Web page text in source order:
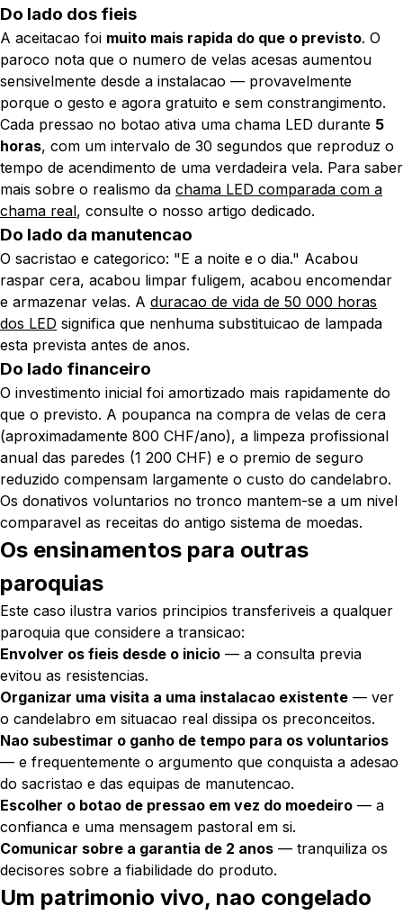
Do lado dos fieis
A aceitacao foi muito mais rapida do que o previsto. O
paroco nota que o numero de velas acesas aumentou
sensivelmente desde a instalacao — provavelmente
porque o gesto e agora gratuito e sem constrangimento.
Cada pressao no botao ativa uma chama LED durante 5
horas, com um intervalo de 30 segundos que reproduz o
tempo de acendimento de uma verdadeira vela. Para saber
mais sobre o realismo da chama LED comparada com a
chama real, consulte o nosso artigo dedicado.
Do lado da manutencao
O sacristao e categorico: "E a noite e o dia." Acabou
raspar cera, acabou limpar fuligem, acabou encomendar
e armazenar velas. A duracao de vida de 50 000 horas
dos LED significa que nenhuma substituicao de lampada
esta prevista antes de anos.
Do lado financeiro
O investimento inicial foi amortizado mais rapidamente do
que o previsto. A poupanca na compra de velas de cera
(aproximadamente 800 CHF/ano), a limpeza profissional
anual das paredes (1 200 CHF) e o premio de seguro
reduzido compensam largamente o custo do candelabro.
Os donativos voluntarios no tronco mantem-se a um nivel
comparavel as receitas do antigo sistema de moedas.
Os ensinamentos para outras
paroquias
Este caso ilustra varios principios transferiveis a qualquer
paroquia que considere a transicao:
Envolver os fieis desde o inicio — a consulta previa
evitou as resistencias.
Organizar uma visita a uma instalacao existente — ver
o candelabro em situacao real dissipa os preconceitos.
Nao subestimar o ganho de tempo para os voluntarios
— e frequentemente o argumento que conquista a adesao
do sacristao e das equipas de manutencao.
Escolher o botao de pressao em vez do moedeiro — a
confianca e uma mensagem pastoral em si.
Comunicar sobre a garantia de 2 anos — tranquiliza os
decisores sobre a fiabilidade do produto.
Um patrimonio vivo, nao congelado